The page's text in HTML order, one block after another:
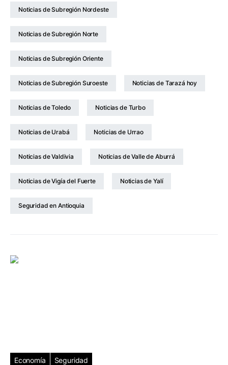
Noticias de Subregión Nordeste
Noticias de Subregión Norte
Noticias de Subregión Oriente
Noticias de Subregión Suroeste Noticias de Tarazá hoy
Noticias de Toledo Noticias de Turbo
Noticias de Urabá Noticias de Urrao
Noticias de Valdivia Noticias de Valle de Aburrá
Noticias de Vigía del Fuerte Noticias de Yalí
Seguridad en Antioquia
Economía Seguridad